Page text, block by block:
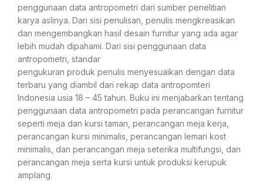
penggunaan data antropometri dari sumber penelitian
karya aslinya. Dari sisi penulisan, penulis mengkreasikan
dan mengembangkan hasil desain furnitur yang ada agar
lebih mudah dipahami. Dari sisi penggunaan data
antropometri, standar
pengukuran produk penulis menyesuaikan dengan data
terbaru yang diambil dari rekap data antropomteri
Indonesia usia 18 – 45 tahun. Buku ini menjabarkan tentang
penggunaan data antropometri pada perancangan furnitur
seperti meja dan kursi taman, perancangan meja kerja,
perancangan kursi minimalis, perancangan lemari kost
minimalis, dan perancangan meja seterika multifungsi, dan
perancangan meja serta kursi untuk produksi kerupuk
amplang.